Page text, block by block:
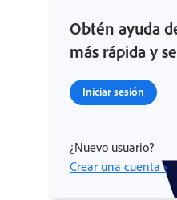
Obtén ayuda
más rápida y
Iniciar sesión
¿Nuevo usuario?
Crear una cuenta ›